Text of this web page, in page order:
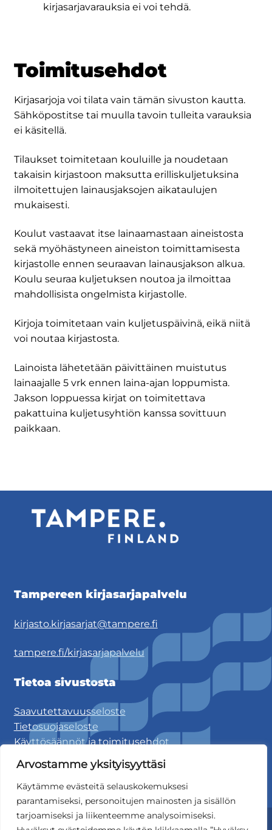
Arvostamme yksityisyyttäsi
Käytämme evästeitä selauskokemuksesi
parantamiseksi, personoitujen mainosten ja sisällön
tarjoamiseksi ja liikenteemme analysoimiseksi.
kirjasarjavarauksia ei voi tehdä.
Toimitusehdot
Kirjasarjoja voi tilata vain tämän sivuston kautta.
Sähköpostitse tai muulla tavoin tulleita varauksia
ei käsitellä.
Tilaukset toimitetaan kouluille ja noudetaan
takaisin kirjastoon maksutta erilliskuljetuksina
ilmoitettujen lainausjaksojen aikataulujen
mukaisesti.
Koulut vastaavat itse lainaamastaan aineistosta
sekä myöhästyneen aineiston toimittamisesta
kirjastolle ennen seuraavan lainausjakson alkua.
Koulu seuraa kuljetuksen noutoa ja ilmoittaa
mahdollisista ongelmista kirjastolle.
Kirjoja toimitetaan vain kuljetuspäivinä, eikä niitä
voi noutaa kirjastosta.
Lainoista lähetetään päivittäinen muistutus
lainaajalle 5 vrk ennen laina-ajan loppumista.
Jakson loppuessa kirjat on toimitettava
pakattuina kuljetusyhtiön kanssa sovittuun
paikkaan.
Tampereen kirjasarjapalvelu
kirjasto.kirjasarjat@tampere.fi
tampere.fi/kirjasarjapalvelu
Tietoa sivustosta
Saavutettavuusseloste
Tietosuojaseloste
Käyttösäännöt ja toimitusehdot
© Tampereen kaupunki 2025